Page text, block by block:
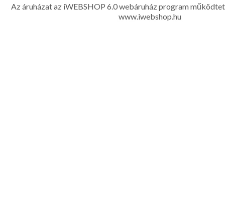
Az áruházat az iWEBSHOP 6.0 webáruház program
www.iwebshop.hu